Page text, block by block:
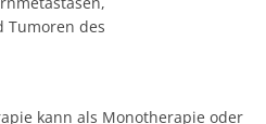
Tumoren des
kann als Monotherapie oder